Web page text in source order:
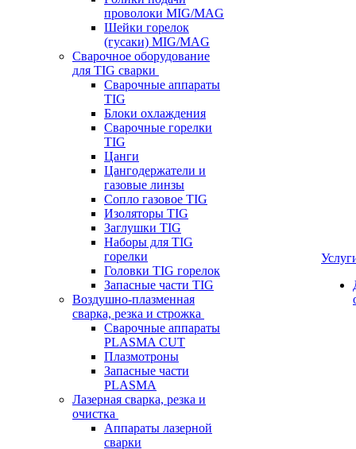
проволоки MIG/MAG
Шейки горелок
(гусаки) MIG/MAG
Сварочное оборудование
для TIG сварки
Сварочные аппараты
TIG
Блоки охлаждения
Сварочные горелки
TIG
Цанги
Цангодержатели и
газовые линзы
Сопло газовое TIG
Изоляторы TIG
Заглушки TIG
Наборы для TIG
горелки
Головки TIG горелок
Запасные части TIG
Воздушно-плазменная
сварка, резка и строжка
Сварочные аппараты
PLASMA CUT
Плазмотроны
Запасные части
PLASMA
Лазерная сварка, резка и
очистка
Аппараты лазерной
сварки